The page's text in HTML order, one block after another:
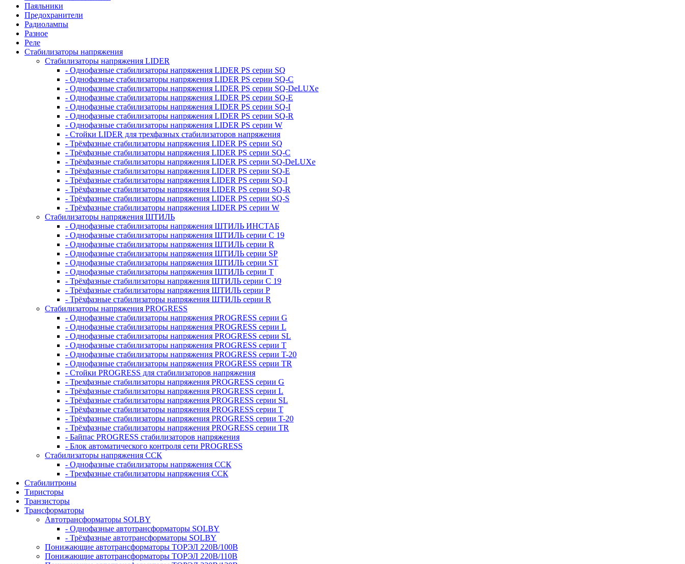
Паяльники
Предохранители
Радиолампы
Разное
Реле
Стабилизаторы напряжения
Стабилизаторы напряжения LIDER
- Однофазные стабилизаторы напряжения LIDER PS серии SQ
- Однофазные стабилизаторы напряжения LIDER PS серии SQ-C
- Однофазные стабилизаторы напряжения LIDER PS серии SQ-DeLUXe
- Однофазные стабилизаторы напряжения LIDER PS серии SQ-E
- Однофазные стабилизаторы напряжения LIDER PS серии SQ-I
- Однофазные стабилизаторы напряжения LIDER PS серии SQ-R
- Однофазные стабилизаторы напряжения LIDER PS серии W
- Стойки LIDER для трехфазных стабилизаторов напряжения
- Трёхфазные стабилизаторы напряжения LIDER PS серии SQ
- Трёхфазные стабилизаторы напряжения LIDER PS серии SQ-C
- Трёхфазные стабилизаторы напряжения LIDER PS серии SQ-DeLUXe
- Трёхфазные стабилизаторы напряжения LIDER PS серии SQ-E
- Трёхфазные стабилизаторы напряжения LIDER PS серии SQ-I
- Трёхфазные стабилизаторы напряжения LIDER PS серии SQ-R
- Трёхфазные стабилизаторы напряжения LIDER PS серии SQ-S
- Трёхфазные стабилизаторы напряжения LIDER PS серии W
Стабилизаторы напряжения ШТИЛЬ
- Однофазные стабилизаторы напряжения ШТИЛЬ ИНСТАБ
- Однофазные стабилизаторы напряжения ШТИЛЬ серии C 19
- Однофазные стабилизаторы напряжения ШТИЛЬ серии R
- Однофазные стабилизаторы напряжения ШТИЛЬ серии SP
- Однофазные стабилизаторы напряжения ШТИЛЬ серии ST
- Однофазные стабилизаторы напряжения ШТИЛЬ серии T
- Трёхфазные стабилизаторы напряжения ШТИЛЬ серии C 19
- Трёхфазные стабилизаторы напряжения ШТИЛЬ серии P
- Трёхфазные стабилизаторы напряжения ШТИЛЬ серии R
Стабилизаторы напряжения PROGRESS
- Однофазные стабилизаторы напряжения PROGRESS серии G
- Однофазные стабилизаторы напряжения PROGRESS серии L
- Однофазные стабилизаторы напряжения PROGRESS серии SL
- Однофазные стабилизаторы напряжения PROGRESS серии T
- Однофазные стабилизаторы напряжения PROGRESS серии T-20
- Однофазные стабилизаторы напряжения PROGRESS серии TR
- Стойки PROGRESS для стабилизаторов напряжения
- Трехфазные стабилизаторы напряжения PROGRESS серии G
- Трёхфазные стабилизаторы напряжения PROGRESS серии L
- Трёхфазные стабилизаторы напряжения PROGRESS серии SL
- Трёхфазные стабилизаторы напряжения PROGRESS серии T
- Трёхфазные стабилизаторы напряжения PROGRESS серии T-20
- Трёхфазные стабилизаторы напряжения PROGRESS серии TR
- Байпас PROGRESS стабилизаторов напряжения
- Блок автоматического контроля сети PROGRESS
Стабилизаторы напряжения ССК
- Однофазные стабилизаторы напряжения ССК
- Трехфазные стабилизаторы напряжения ССК
Стабилитроны
Тиристоры
Транзисторы
Трансформаторы
Автотрансформаторы SOLBY
- Однофазные автотрансформаторы SOLBY
- Трёхфазные автотрансформаторы SOLBY
Понижающие автотрансформаторы ТОРЭЛ 220В/100В
Понижающие автотрансформаторы ТОРЭЛ 220В/110В